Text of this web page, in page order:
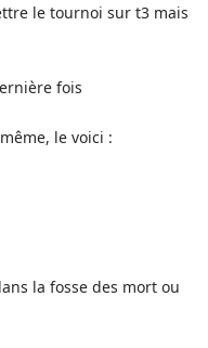
le tournoi sur t3 mais
fois
le voici :
la fosse des mort ou